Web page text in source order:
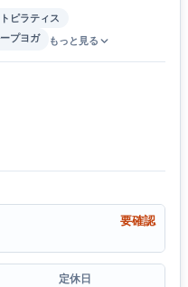
ピラティス
プヨガ もっと見る
要確認
定休日